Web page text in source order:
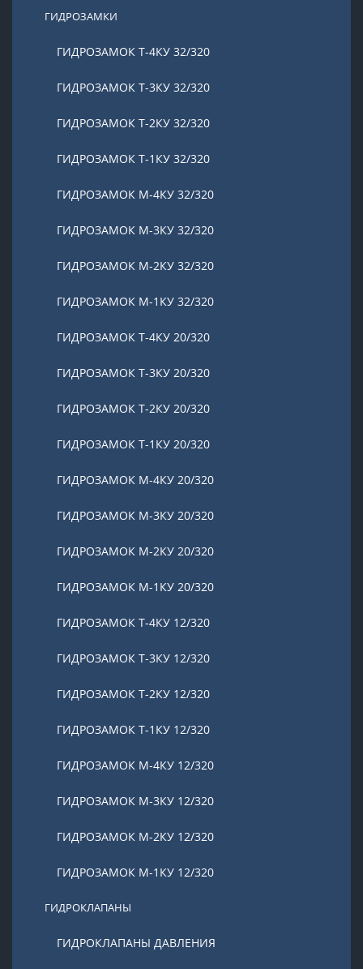
ГИДРОЗАМКИ
ГИДРОЗАМОК Т-4КУ 32/320
ГИДРОЗАМОК Т-3КУ 32/320
ГИДРОЗАМОК Т-2КУ 32/320
ГИДРОЗАМОК Т-1КУ 32/320
ГИДРОЗАМОК М-4КУ 32/320
ГИДРОЗАМОК М-3КУ 32/320
ГИДРОЗАМОК М-2КУ 32/320
ГИДРОЗАМОК М-1КУ 32/320
ГИДРОЗАМОК Т-4КУ 20/320
ГИДРОЗАМОК Т-3КУ 20/320
ГИДРОЗАМОК Т-2КУ 20/320
ГИДРОЗАМОК Т-1КУ 20/320
ГИДРОЗАМОК М-4КУ 20/320
ГИДРОЗАМОК М-3КУ 20/320
ГИДРОЗАМОК М-2КУ 20/320
ГИДРОЗАМОК М-1КУ 20/320
ГИДРОЗАМОК Т-4КУ 12/320
ГИДРОЗАМОК Т-3КУ 12/320
ГИДРОЗАМОК Т-2КУ 12/320
ГИДРОЗАМОК Т-1КУ 12/320
ГИДРОЗАМОК М-4КУ 12/320
ГИДРОЗАМОК М-3КУ 12/320
ГИДРОЗАМОК М-2КУ 12/320
ГИДРОЗАМОК М-1КУ 12/320
ГИДРОКЛАПАНЫ
ГИДРОКЛАПАНЫ ДАВЛЕНИЯ